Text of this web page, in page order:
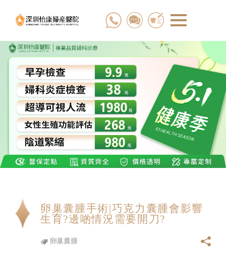
卵巢囊腫手術|巧克力囊腫會影響
生育?邊啲情況需要開刀?
卵巢囊腫